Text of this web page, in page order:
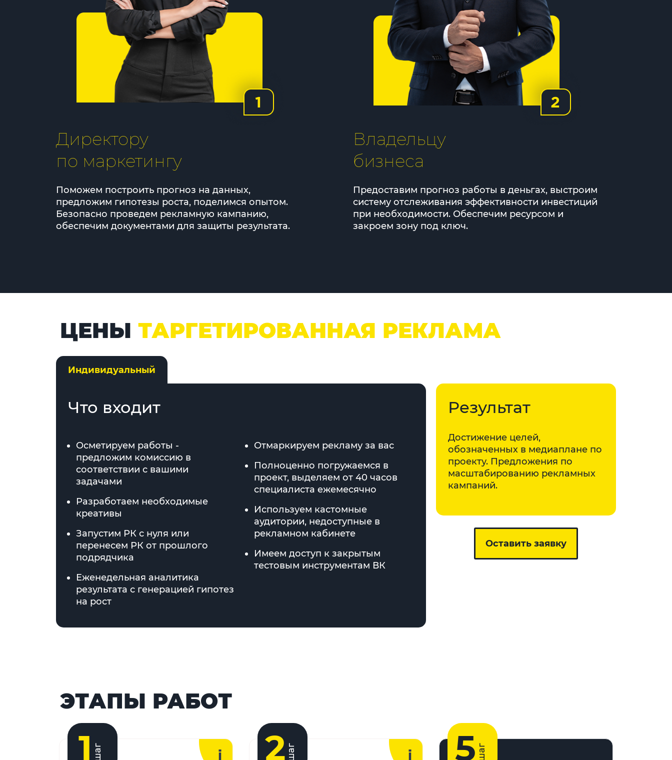
Директору
по маркетингу
Поможем построить прогноз на данных,
предложим гипотезы роста, поделимся опытом.
Безопасно проведем рекламную кампанию,
обеспечим документами для защиты результата.
Владельцу
бизнеса
Предоставим прогноз работы в деньгах, выстроим
систему отслеживания эффективности инвестиций
при необходимости. Обеспечим ресурсом и
закроем зону под ключ.
ЦЕНЫ ТАРГЕТИРОВАННАЯ РЕКЛАМА
Индивидуальный
Что входит
Осметируем работы -
предложим комиссию в
соответствии с вашими
задачами
Разработаем необходимые
креативы
Запустим РК с нуля или
перенесем РК от прошлого
подрядчика
Еженедельная аналитика
результата с генерацией гипотез
на рост
Отмаркируем рекламу за вас
Полноценно погружаемся в
проект, выделяем от 40 часов
специалиста ежемесячно
Используем кастомные
аудитории, недоступные в
рекламном кабинете
Имеем доступ к закрытым
тестовым инструментам ВК
Результат
Достижение целей,
обозначенных в медиаплане по
проекту. Предложения по
масштабированию рекламных
кампаний.
Оставить заявку
ЭТАПЫ РАБОТ
1 шаг 2 шаг 5 шаг